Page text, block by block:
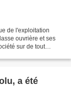
de l'exploitation
ouvrière et ses
sur de tout
a été